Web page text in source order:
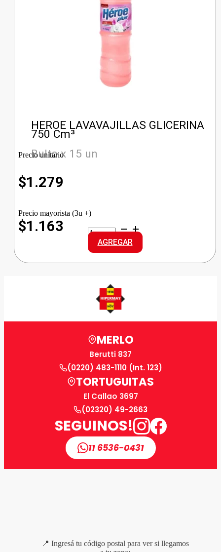
HEROE LAVAVAJILLAS GLICERINA
750 Cm³
Bulto x 15 un
Precio unitario
$1.279
Precio mayorista (3u +)
$1.163
HEROE
LAVAVAJILLAS
GLICERINA
cantidad
AGREGAR
MERLO
Berutti 837
(0220) 483-1110 (Int. 123)
TORTUGUITAS
El Callao 3697
(02320) 49-2663
SEGUINOS!
11 6536-0431
📍 Ingresá tu código postal para ver si llegamos